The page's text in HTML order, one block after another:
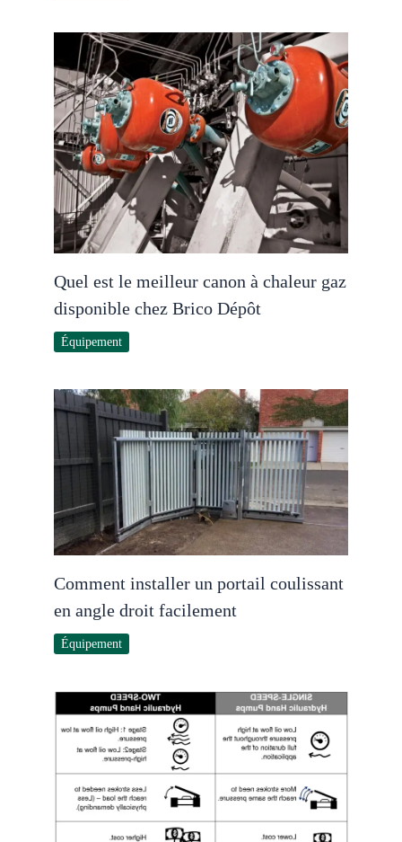
Quel est le meilleur canon à chaleur gaz
disponible chez Brico Dépôt
Équipement
Comment installer un portail coulissant
en angle droit facilement
Équipement